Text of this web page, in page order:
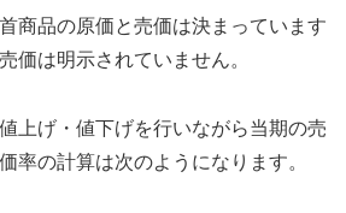
商品の原価と売価は決まっています
価は明示されていません。
上げ・値下げを行いながら当期の売
率の計算は次のようになります。